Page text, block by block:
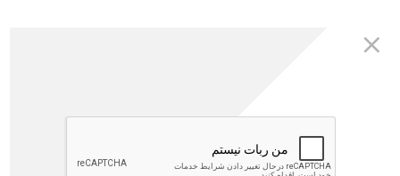
داروخانه اینترنتی مهتاطب(داروخانه شبانه روزی دکتر رویا میرنظامی) می
باشد و شما عزیزان میتوانید کلیه محصولات مورد نیاز خود را از طریق
مراجعه به سایت مهتاطب به آدرس www.mahtateb.com خریداری